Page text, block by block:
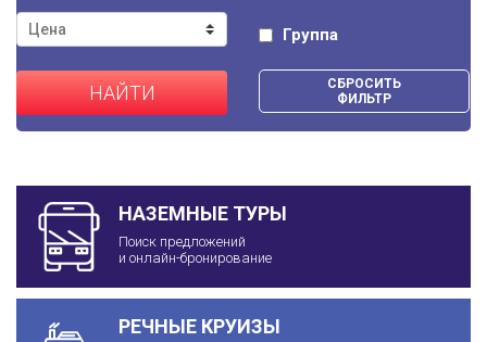
Группа
НАЙТИ
СБРОСИТЬ
ФИЛЬТР
НАЗЕМНЫЕ ТУРЫ
Поиск предложений
и онлайн-бронирование
РЕЧНЫЕ КРУИЗЫ